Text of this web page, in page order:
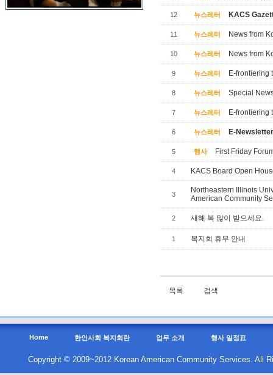
12 뉴스레터 KACS
11 뉴스레터 News from
10 뉴스레터 News from
9 뉴스레터 E-frontiering
8 뉴스레터 Special
7 뉴스레터 E-frontiering
6 뉴스레터 E-
5 행사
4 KACS Board Open
3
Northeastern Illinois
American Community
2 새해 복 많이 받으세요.
1 복지회 휴무 안내
목록 검색
Home 한인사회 복지회란 업무 소개 행사 일정표
Copyright © 2009~2012 Korean American Community Services. All